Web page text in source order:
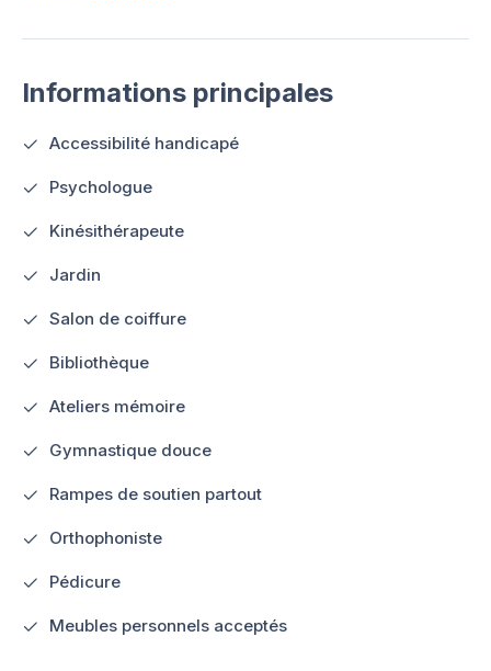
Informations principales
Accessibilité handicapé
Psychologue
Kinésithérapeute
Jardin
Salon de coiffure
Bibliothèque
Ateliers mémoire
Gymnastique douce
Rampes de soutien partout
Orthophoniste
Pédicure
Meubles personnels acceptés